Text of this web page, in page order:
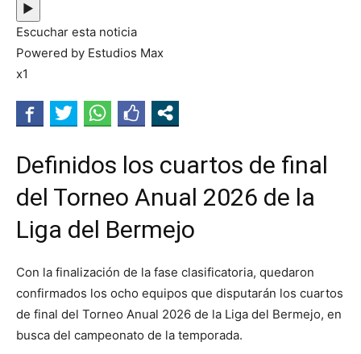
▶
Escuchar esta noticia
Powered by Estudios Max
x1
Definidos los cuartos de final
del Torneo Anual 2026 de la
Liga del Bermejo
Con la finalización de la fase clasificatoria, quedaron
confirmados los ocho equipos que disputarán los cuartos
de final del Torneo Anual 2026 de la Liga del Bermejo, en
busca del campeonato de la temporada.